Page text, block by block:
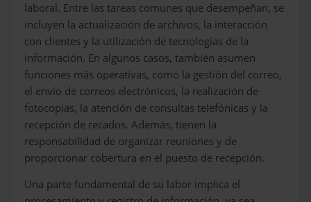
laboral. Entre las tareas comunes que desempeñan, se
incluyen la actualización de archivos, la interacción
con clientes y la utilización de tecnologías de la
información. En algunos casos, también asumen
funciones más operativas, como la gestión del correo,
el envío de correos electrónicos, la realización de
fotocopias, la atención de consultas telefónicas y la
recepción de recados. Además, tienen la
responsabilidad de organizar reuniones y de
proporcionar cobertura en el puesto de recepción.
Una parte fundamental de su labor implica el